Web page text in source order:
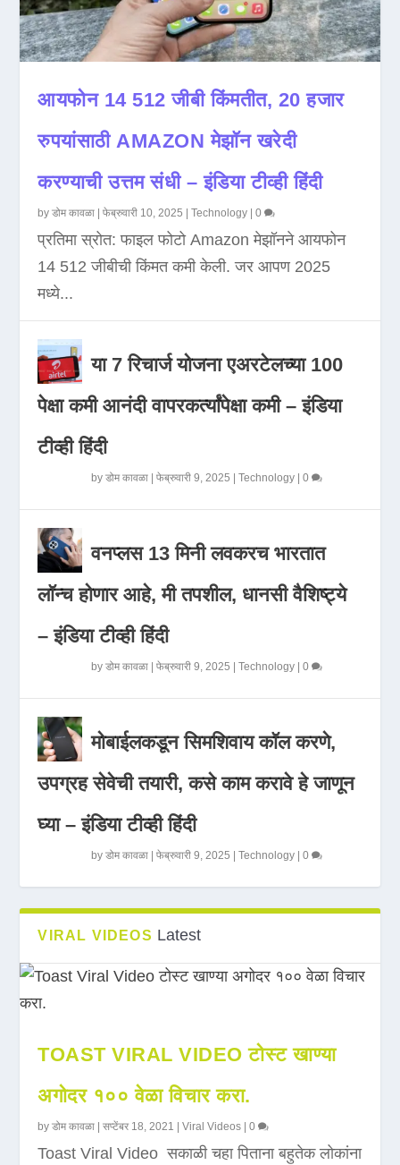
आयफोन 14 512 जीबी किंमतीत, 20 हजार
रुपयांसाठी AMAZON मेझॉन खरेदी
करण्याची उत्तम संधी – इंडिया टीव्ही हिंदी
byडोम कावळा |फेब्रुवारी 10, 2025 |Technology |0
प्रतिमा स्रोत: फाइल फोटो Amazon मेझॉनने आयफोन
14 512 जीबीची किंमत कमी केली. जर आपण 2025
मध्ये...
या 7 रिचार्ज योजना एअरटेलच्या 100
पेक्षा कमी आनंदी वापरकर्त्यांपेक्षा कमी – इंडिया
टीव्ही हिंदी
byडोम कावळा |फेब्रुवारी 9, 2025 |Technology |0
वनप्लस 13 मिनी लवकरच भारतात
लॉन्च होणार आहे, मी तपशील, धानसी वैशिष्ट्ये
– इंडिया टीव्ही हिंदी
byडोम कावळा |फेब्रुवारी 9, 2025 |Technology |0
मोबाईलकडून सिमशिवाय कॉल करणे,
उपग्रह सेवेची तयारी, कसे काम करावे हे जाणून
घ्या – इंडिया टीव्ही हिंदी
byडोम कावळा |फेब्रुवारी 9, 2025 |Technology |0
VIRAL VIDEOS Latest
TOAST VIRAL VIDEO टोस्ट खाण्या
अगोदर १०० वेळा विचार करा.
byडोम कावळा |सप्टेंबर 18, 2021 |Viral Videos |0
Toast Viral Video सकाळी चहा पिताना बहुतेक लोकांना